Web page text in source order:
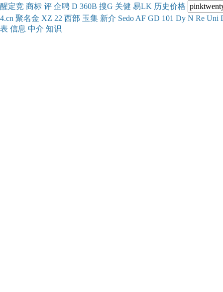
醒定竞 商标 评 企聘 D 360B 搜G 关健 易LK 历史价格
4.cn 聚名金 XZ 22 西部 玉集 新介 Sedo AF GD 101 Dy N Re Uni
表 信息 中介 知识